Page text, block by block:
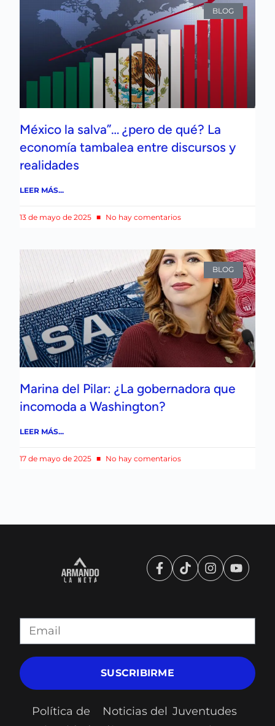
BLOG
México la salva”… ¿pero de qué? La
economía tambalea entre discursos y
realidades
LEER MÁS...
13 de mayo de 2025 No hay comentarios
BLOG
Marina del Pilar: ¿La gobernadora que
incomoda a Washington?
LEER MÁS...
17 de mayo de 2025 No hay comentarios
SUSCRIBIRME
Política de
Noticias del Juventudes